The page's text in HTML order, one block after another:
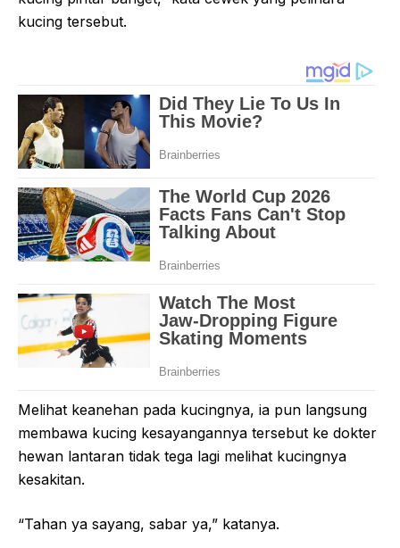
kucing tersebut.
Melihat keanehan pada kucingnya, ia pun langsung
membawa kucing kesayangannya tersebut ke dokter
hewan lantaran tidak tega lagi melihat kucingnya
kesakitan.
“Tahan ya sayang, sabar ya,” katanya.